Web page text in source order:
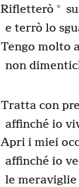
Rifletterò *
e terrò lo
Tengo molto
non
Tratta con
affinché io
Apri i miei
affinché io
le meraviglie